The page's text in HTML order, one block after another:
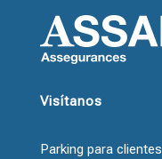
Visítanos
Parking para clientes